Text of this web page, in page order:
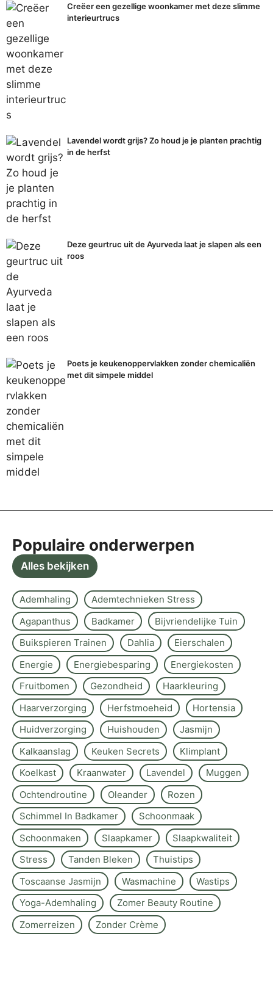
Creëer een gezellige woonkamer met deze slimme
interieurtrucs
Lavendel wordt grijs? Zo houd je je planten prachtig
in de herfst
Deze geurtruc uit de Ayurveda laat je slapen als een
roos
Poets je keukenoppervlakken zonder chemicaliën
met dit simpele middel
Populaire onderwerpen
Alles bekijken
Ademhaling
Ademtechnieken Stress
Agapanthus
Badkamer
Bijvriendelijke Tuin
Buikspieren Trainen
Dahlia
Eierschalen
Energie
Energiebesparing
Energiekosten
Fruitbomen
Gezondheid
Haarkleuring
Haarverzorging
Herfstmoeheid
Hortensia
Huidverzorging
Huishouden
Jasmijn
Kalkaanslag
Keuken Secrets
Klimplant
Koelkast
Kraanwater Lavendel
Muggen
Ochtendroutine
Oleander
Rozen
Schimmel In Badkamer
Schoonmaak
Schoonmaken
Slaapkamer
Slaapkwaliteit
Stress
Tanden Bleken
Thuistips
Toscaanse Jasmijn
Wasmachine
Wastips
Yoga-Ademhaling
Zomer Beauty Routine
Zomerreizen
Zonder Crème